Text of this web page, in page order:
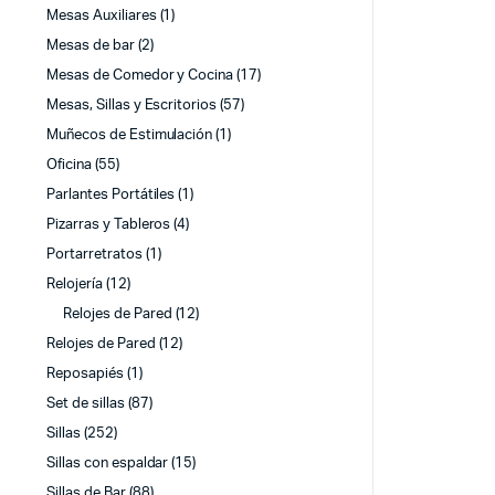
Mesas Auxiliares (1)
Mesas de bar (2)
Mesas de Comedor y Cocina (17)
Mesas, Sillas y Escritorios (57)
Muñecos de Estimulación (1)
Oficina (55)
Parlantes Portátiles (1)
Pizarras y Tableros (4)
Portarretratos (1)
Relojería (12)
Relojes de Pared (12)
Relojes de Pared (12)
Reposapiés (1)
Set de sillas (87)
Sillas (252)
Sillas con espaldar (15)